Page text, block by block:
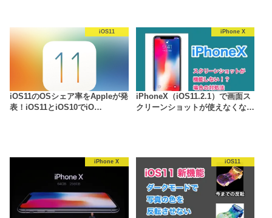
iOS11
iOS11のOSシェア率をAppleが発
表！iOS11とiOS10でiO…
iPhone X
iPhoneX（iOS11.2.1）で画面ス
クリーンショットが使えなくな…
iPhone X iOS11